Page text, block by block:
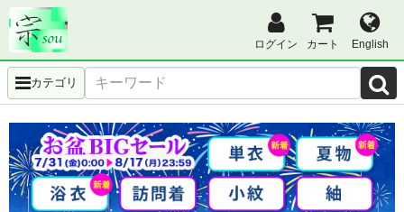
ログイン カート English
カテゴリ